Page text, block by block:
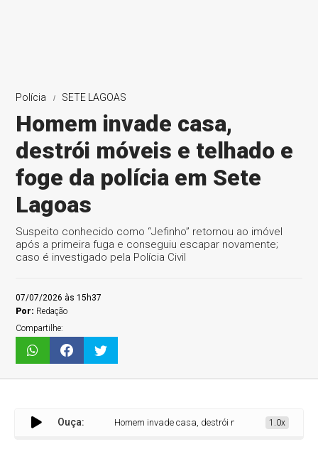
Polícia SETE LAGOAS
Homem invade casa,
destrói móveis e telhado e
foge da polícia em Sete
Lagoas
Suspeito conhecido como “Jefinho” retornou ao imóvel
após a primeira fuga e conseguiu escapar novamente;
caso é investigado pela Polícia Civil
07/07/2026 às 15h37
Por: Redação
Compartilhe:
Ouça:Homem invade casa, destrói móveis e telhado e foge da
1.0x